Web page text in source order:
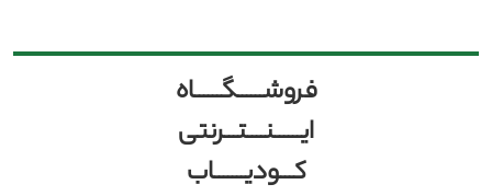
فروشــــــگــــــاه
ایــــــنــــتـــرنتی
کـــودیـــــــاب